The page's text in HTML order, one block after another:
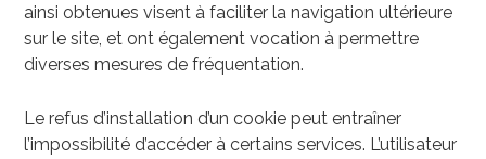
ainsi obtenues visent à faciliter la navigation ultérieure
sur le site, et ont également vocation à permettre
diverses mesures de fréquentation.
Le refus d’installation d’un cookie peut entraîner
l’impossibilité d’accéder à certains services. L’utilisateur